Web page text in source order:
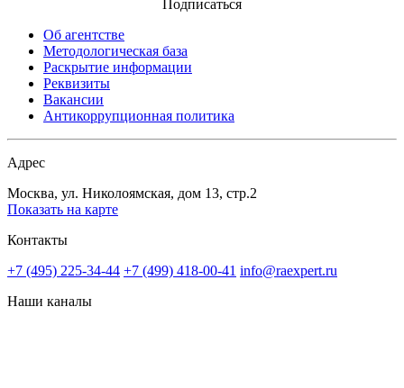
Подписаться
Об агентстве
Методологическая база
Раскрытие информации
Реквизиты
Вакансии
Антикоррупционная политика
Адрес
Москва, ул. Николоямская, дом 13, стр.2
Показать на карте
Контакты
+7 (495) 225-34-44 +7 (499) 418-00-41 info@raexpert.ru
Наши каналы